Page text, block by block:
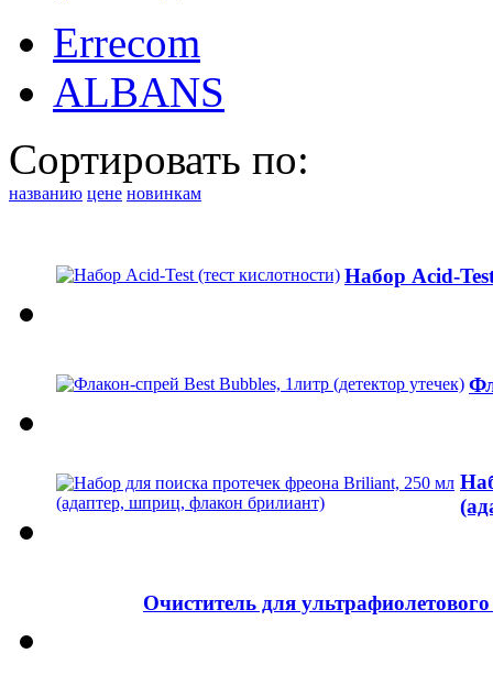
Errecom
ALBANS
Сортировать по:
названию цене новинкам
Набор Acid-
Очиститель для